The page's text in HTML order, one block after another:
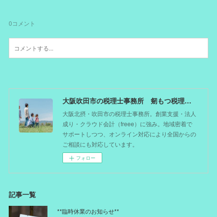
0コメント
大阪吹田市の税理士事務所 剱もつ税理士（北摂オフィス）―かつてdoctorを目指した税理士が企業のホームドクターとしてあなたの事業をサポート。税理士が直接担当する『かかりつけ税理士』
大阪北摂・吹田市の税理士事務所。創業支援・法人
成り・クラウド会計（freee）に強み。地域密着で
サポートしつつ、オンライン対応により全国からの
ご相談にも対応しています。
フォロー
記事一覧
**臨時休業のお知らせ**